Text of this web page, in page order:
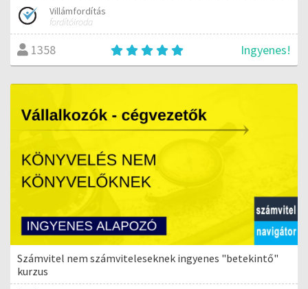
Villámfordítás
fordítóiroda
1358 Ingyenes!
Számvitel nem számviteleseknek ingyenes "betekintő"
kurzus